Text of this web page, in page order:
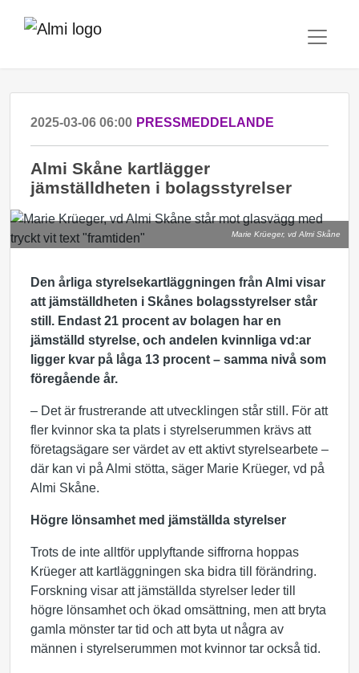
2025-03-06 06:00 PRESSMEDDELANDE
Almi Skåne kartlägger
jämställdheten i bolagsstyrelser
Marie Krüeger, vd Almi Skåne
Den årliga styrelsekartläggningen från Almi visar
att jämställdheten i Skånes bolagsstyrelser står
still. Endast 21 procent av bolagen har en
jämställd styrelse, och andelen kvinnliga vd:ar
ligger kvar på låga 13 procent – samma nivå som
föregående år.
– Det är frustrerande att utvecklingen står still. För att
fler kvinnor ska ta plats i styrelserummen krävs att
företagsägare ser värdet av ett aktivt styrelsearbete –
där kan vi på Almi stötta, säger Marie Krüeger, vd på
Almi Skåne.
Högre lönsamhet med jämställda styrelser
Trots de inte alltför upplyftande siffrorna hoppas
Krüeger att kartläggningen ska bidra till förändring.
Forskning visar att jämställda styrelser leder till
högre lönsamhet och ökad omsättning, men att bryta
gamla mönster tar tid och att byta ut några av
männen i styrelserummen mot kvinnor tar också tid.